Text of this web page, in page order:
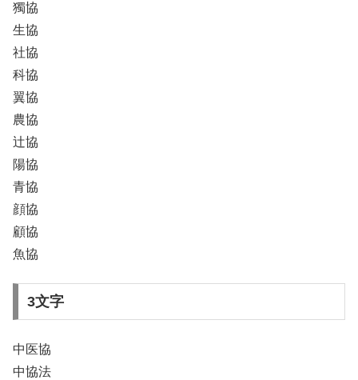
獨協
生協
社協
科協
翼協
農協
辻協
陽協
青協
顔協
顧協
魚協
3文字
中医協
中協法